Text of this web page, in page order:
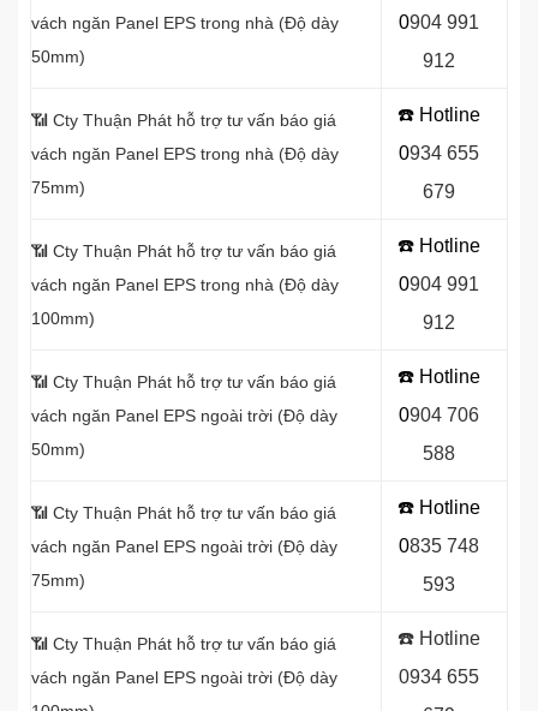
vách ngăn Panel EPS trong nhà (Độ dày
50mm)
0904 991
912
📶 Cty Thuận Phát hỗ trợ tư vấn báo giá
vách ngăn Panel EPS trong nhà (Độ dày
75mm)
☎️ Hotline
0934 655
679
📶 Cty Thuận Phát hỗ trợ tư vấn báo giá
vách ngăn Panel EPS trong nhà (Độ dày
100mm)
☎️ Hotline
0904 991
912
📶 Cty Thuận Phát hỗ trợ tư vấn báo giá
vách ngăn Panel EPS ngoài trời (Độ dày
50mm)
☎️ Hotline
0904 706
588
📶 Cty Thuận Phát hỗ trợ tư vấn báo giá
vách ngăn Panel EPS ngoài trời (Độ dày
75mm)
☎️ Hotline
0835 748
593
📶 Cty Thuận Phát hỗ trợ tư vấn báo giá
vách ngăn Panel EPS ngoài trời (Độ dày
☎️ Hotline
0934 655